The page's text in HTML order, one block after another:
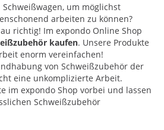
um möglichst
arbeiten zu können?
richtig! Im expondo Online Shop
kaufen. Unsere Produkte
enorm vereinfachen!
von Schweißzubehör der
eine unkomplizierte Arbeit.
im expondo Shop vorbei und lassen
Schweißzubehör